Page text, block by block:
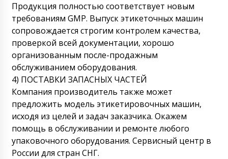
Продукция полностью соответствует новым
требованиям GMP. Выпуск этикеточных машин
сопровождается строгим контролем качества,
проверкой всей документации, хорошо
организованным после-продажным
обслуживанием оборудования.
4) ПОСТАВКИ ЗАПАСНЫХ ЧАСТЕЙ
Компания производитель также может
предложить модель этикетировочных машин,
исходя из целей и задач заказчика. Окажем
помощь в обслуживании и ремонте любого
упаковочного оборудования. Сервисный центр в
России для стран СНГ.